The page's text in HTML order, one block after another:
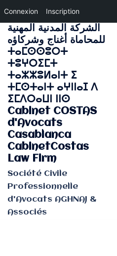
Connexion Inscription
Aller
au
contenu
الشركة المدنية المهنية
للمحاماة أغناج وشركاؤه
ⵜⴰⵎⵙⵙⵓⵔⵜ
ⵜⵓⵖⵔⵉⵎⵜ
ⵜⴰⵣⵣⵓⵍⴰⵏⵜ ⵉ
ⵜⵎⵙⵜⴰⵏⵜ ⴰⵖⵏⵏⴰⵊ ⴷ
ⵉⵎⴷⵔⴰⵡⵏ ⵏⵏⵙ
Cabinet COSTAS
d'Avocats
Casablanca
CabinetCostas
Law Firm
Société Civile
Professionnelle
d'Avocats AGHNAJ &
Associés